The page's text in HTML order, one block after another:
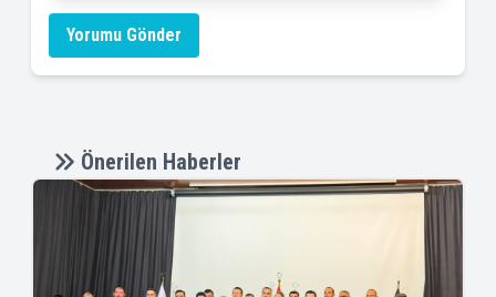
Yorumu Gönder
Önerilen Haberler